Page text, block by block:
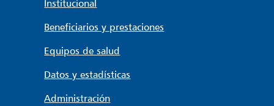
Institucional
Beneficiarios y prestaciones
Equipos de salud
Datos y estadísticas
Administración